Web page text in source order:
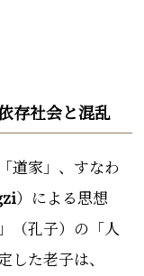
存社会と混乱
道家」、すなわ
）による思想
（孔子）の「人
た老子は、